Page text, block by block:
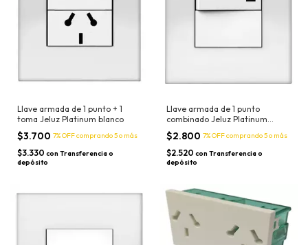
Llave armada de 1 punto + 1
toma Jeluz Platinum blanco
$3.700 7% OFFcomprando 5 o más
$3.330 con Transferencia o
depósito
Llave armada de 1 punto
combinado Jeluz Platinum
blanco
$2.800 7% OFFcomprando 5 o más
$2.520 con Transferencia o
depósito